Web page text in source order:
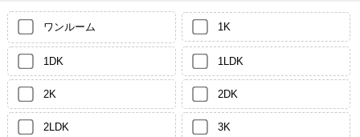
ワンルーム 1K
1DK 1LDK
2K 2DK
2LDK 3K